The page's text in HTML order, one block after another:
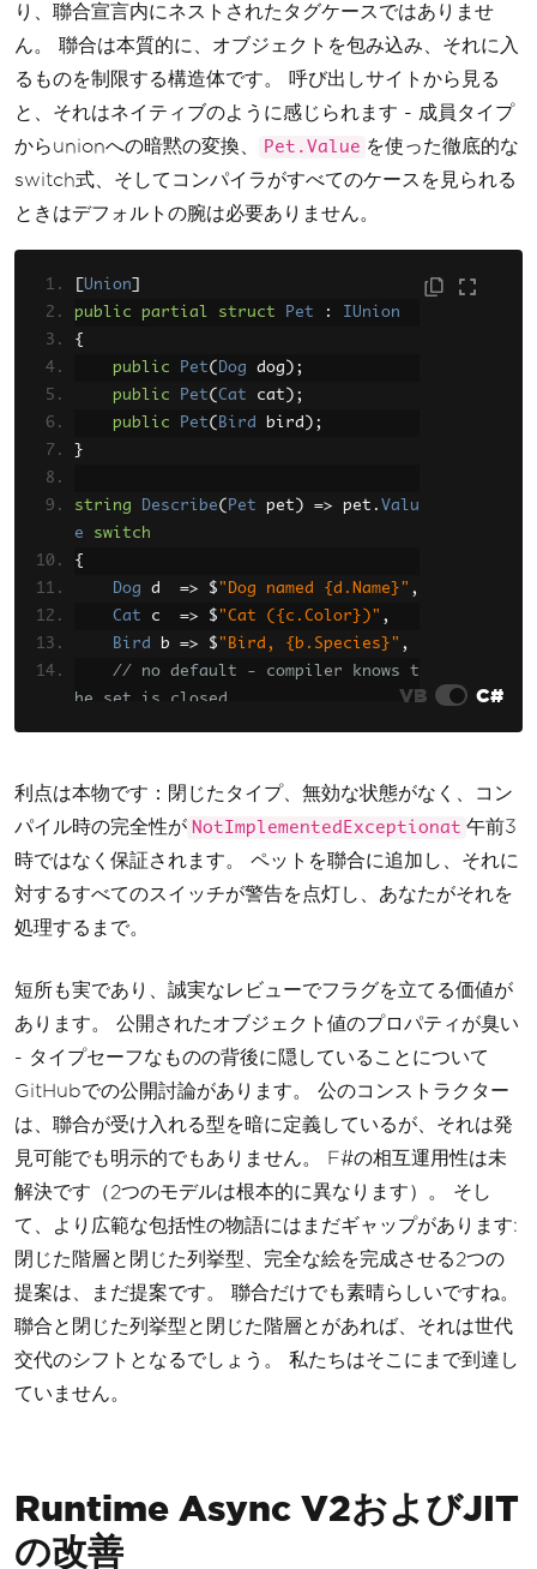
り、聯合宣言内にネストされたタグケースではありませ
ん。 聯合は本質的に、オブジェクトを包み込み、それに入
るものを制限する構造体です。 呼び出しサイトから見る
と、それはネイティブのように感じられます - 成員タイプ
からunionへの暗黙の変換、
Pet.Value を使った徹底的な
switch式、そしてコンパイラがすべてのケースを見られる
ときはデフォルトの腕は必要ありません。
Union
public
partial struct Pet :
IUnion
{
public
Pet( Dog dog );
public
Pet( Cat cat );
public
Pet( Bird bird );
}
string Describe( Pet pet ) => pet . Valu
e
switch
{
Dog d => $ "Dog named {d.Name}" ,
Cat c => $ "Cat ({c.Color})" ,
Bird
b => $ "Bird, {b.Species}" ,
// no default - compiler knows t
he set is closed
VB C#
利点は本物です：閉じたタイプ、無効な状態がなく、コン
パイル時の完全性が NotImplementedExceptionat 午前3
時ではなく保証されます。 ペットを聯合に追加し、それに
対するすべてのスイッチが警告を点灯し、あなたがそれを
処理するまで。
短所も実であり、誠実なレビューでフラグを立てる価値が
あります。 公開されたオブジェクト値のプロパティが臭い
- タイプセーフなものの背後に隠していることについて
GitHubでの公開討論があります。 公のコンストラクター
は、聯合が受け入れる型を暗に定義しているが、それは発
見可能でも明示的でもありません。 F#の相互運用性は未
解決です（2つのモデルは根本的に異なります）。 そし
て、より広範な包括性の物語にはまだギャップがあります:
閉じた階層と閉じた列挙型、完全な絵を完成させる2つの
提案は、まだ提案です。 聯合だけでも素晴らしいですね。
聯合と閉じた列挙型と閉じた階層とがあれば、それは世代
交代のシフトとなるでしょう。 私たちはそこにまで到達し
ていません。
Runtime Async V2およびJIT
の改善